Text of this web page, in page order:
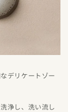
デリケートゾー
浄し、洗い流し